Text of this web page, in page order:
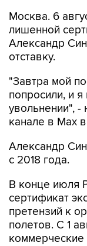
Москва. 6
лишенной
Александр
отставку.
"Завтра мой
попросили, и
увольнении", -
канале в Max
Александр
с 2018 года.
В конце июля
сертификат
претензий к
полетов. С 1